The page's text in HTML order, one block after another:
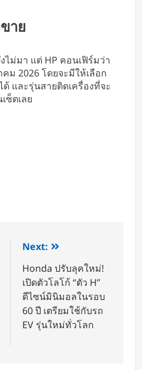
าย
ไม่มา แต่ HP คอนเฟิร์มว่า
ม 2026 โดยจะมีให้เลือก
และรุ่นสายติดเครื่องที่จะ
ซ็ตเลย
Next:
Honda ปรับลุคใหม่!
เปิดตัวโลโก้ “ตัว H”
ดีไซน์มินิมอลในรอบ
60 ปี เตรียมใช้กับรถ
EV รุ่นใหม่ทั่วโลก